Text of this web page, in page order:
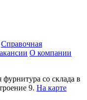
Справочная
О компании
со склада в
9. На карте